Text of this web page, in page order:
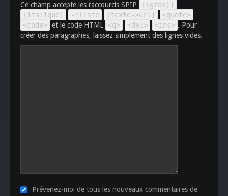
Ce champ accepte les raccourcis SPIP
{{gras}}
{italique}
-*liste [texte->url]
<quote>
<code> et le code HTML <q> <del> <ins> . Pour
créer des paragraphes, laissez simplement des lignes vides.
Prévenez-moi de tous les nouveaux commentaires de